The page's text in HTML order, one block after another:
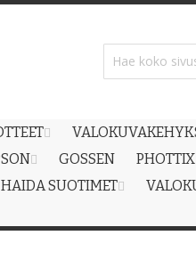
GOSSEN PHOTTIX
HAIDA SUOTIMET